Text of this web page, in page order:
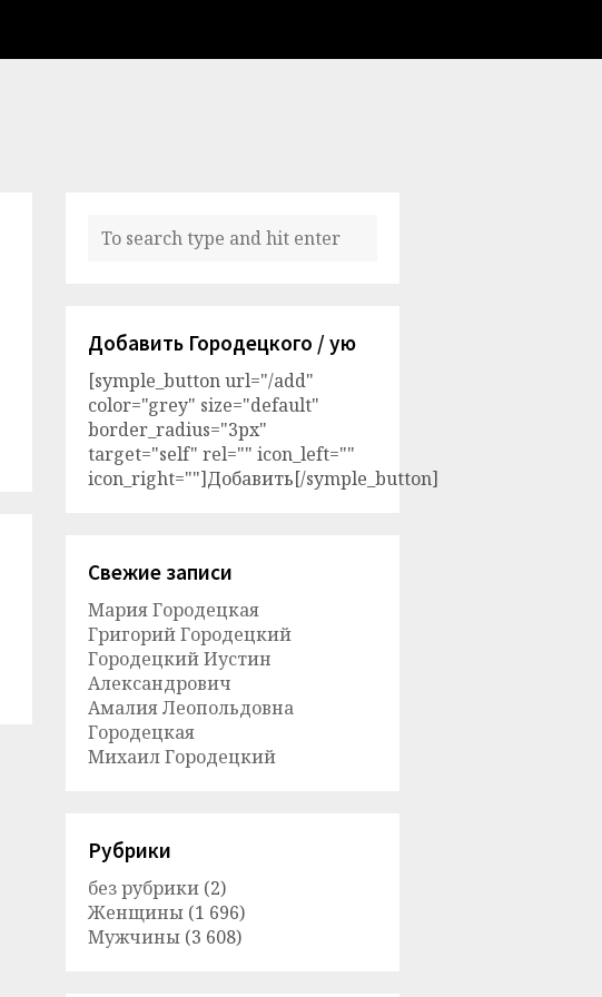
Добавить Городецкого / ую
[symple_button url="/add"
color="grey" size="default"
border_radius="3px"
target="self" rel="" icon_left=""
icon_right=""]Добавить[/symple_button]
Свежие записи
Мария Городецкая
Григорий Городецкий
Городецкий Иустин
Александрович
Амалия Леопольдовна
Городецкая
Михаил Городецкий
Рубрики
без рубрики (2)
Женщины (1 696)
Мужчины (3 608)